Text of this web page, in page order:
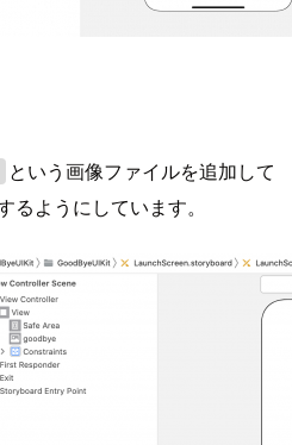
という画像ファイルを追加して
ようにしています。